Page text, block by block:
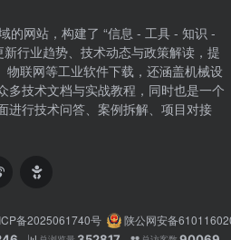
的网站，构建了 “信息 - 工具 - 知识 -
新行业趋势、技术动态与政策解读，提
物联网等工业软件下载，还涵盖机械设
多技术文档与实战教程，同时也是一个
进行技术问答、案例拆解、项目对接
备2025061740号 陕公网安备